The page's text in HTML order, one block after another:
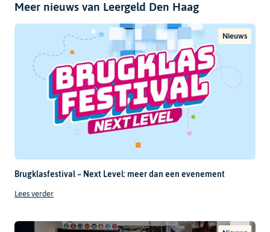
Meer nieuws van Leergeld Den Haag
Nieuws
Brugklasfestival – Next Level: meer dan een evenement
Lees verder